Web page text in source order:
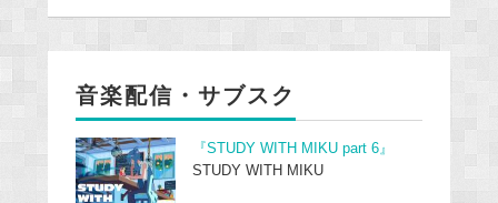
音楽配信・サブスク
『STUDY WITH MIKU part 6』
STUDY WITH MIKU